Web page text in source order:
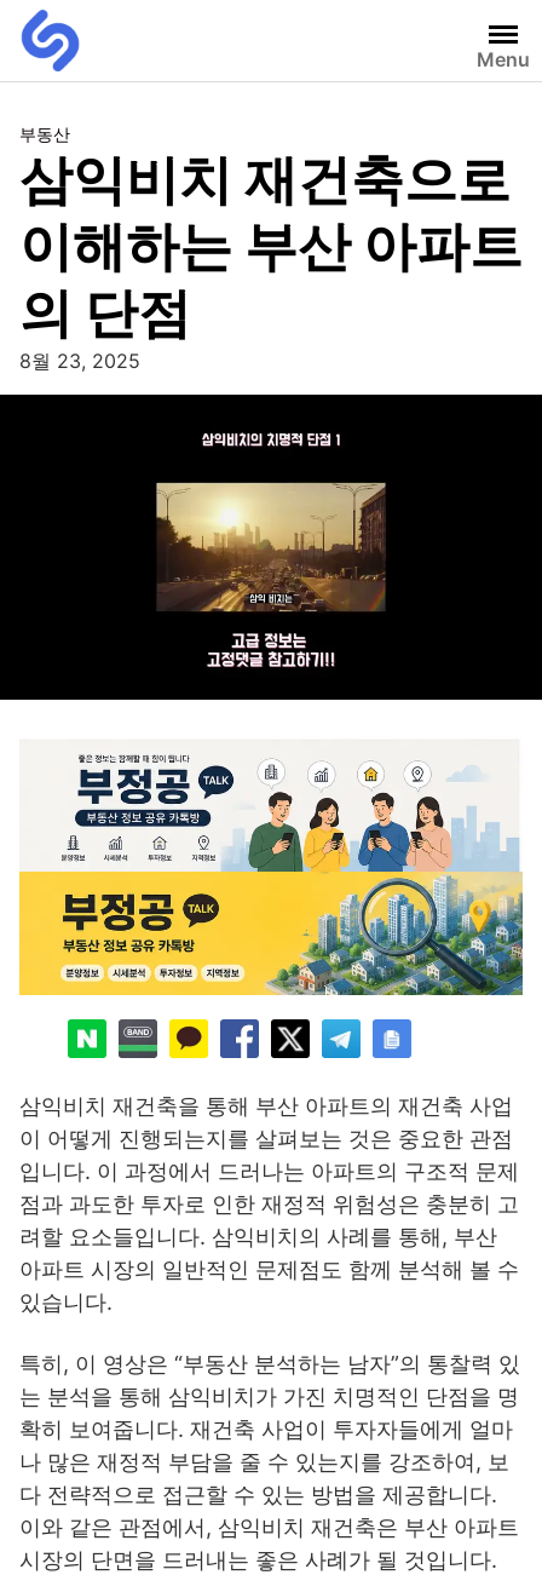
Menu
부동산
삼익비치 재건축으로
이해하는 부산 아파트
의 단점
8월 23, 2025
삼익비치 재건축을 통해 부산 아파트의 재건축 사업
이 어떻게 진행되는지를 살펴보는 것은 중요한 관점
입니다. 이 과정에서 드러나는 아파트의 구조적 문제
점과 과도한 투자로 인한 재정적 위험성은 충분히 고
려할 요소들입니다. 삼익비치의 사례를 통해, 부산
아파트 시장의 일반적인 문제점도 함께 분석해 볼 수
있습니다.
특히, 이 영상은 “부동산 분석하는 남자”의 통찰력 있
는 분석을 통해 삼익비치가 가진 치명적인 단점을 명
확히 보여줍니다. 재건축 사업이 투자자들에게 얼마
나 많은 재정적 부담을 줄 수 있는지를 강조하여, 보
다 전략적으로 접근할 수 있는 방법을 제공합니다.
이와 같은 관점에서, 삼익비치 재건축은 부산 아파트
시장의 단면을 드러내는 좋은 사례가 될 것입니다.